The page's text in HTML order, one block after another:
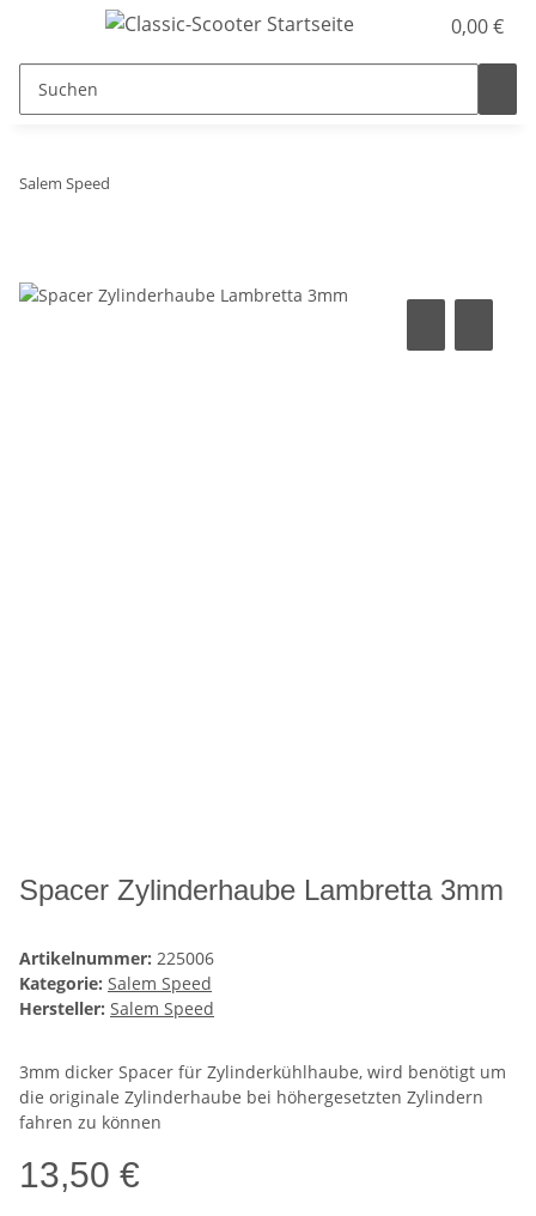
0,00 €
Salem Speed
Spacer Zylinderhaube Lambretta 3mm
Artikelnummer: 225006
Kategorie: Salem Speed
Hersteller: Salem Speed
3mm dicker Spacer für Zylinderkühlhaube, wird benötigt um
die originale Zylinderhaube bei höhergesetzten Zylindern
fahren zu können
13,50 €